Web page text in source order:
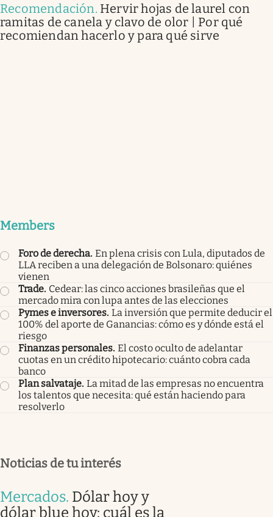
Recomendación. Hervir hojas de laurel con
ramitas de canela y clavo de olor | Por qué
recomiendan hacerlo y para qué sirve
Members
Foro de derecha. En plena crisis con Lula, diputados de
LLA reciben a una delegación de Bolsonaro: quiénes
vienen
Trade. Cedear: las cinco acciones brasileñas que el
mercado mira con lupa antes de las elecciones
Pymes e inversores. La inversión que permite deducir el
100% del aporte de Ganancias: cómo es y dónde está el
riesgo
Finanzas personales. El costo oculto de adelantar
cuotas en un crédito hipotecario: cuánto cobra cada
banco
Plan salvataje. La mitad de las empresas no encuentra
los talentos que necesita: qué están haciendo para
resolverlo
Noticias de tu interés
Mercados. Dólar hoy y
dólar blue hoy: cuál es la